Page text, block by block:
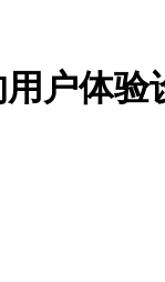
户体验